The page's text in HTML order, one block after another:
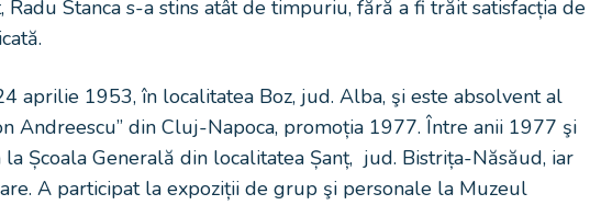
Stanca s-a stins atât de timpuriu, fără a fi trăit satisfacția de
aprilie 1953, în localitatea Boz, jud. Alba, şi este absolvent al
Andreescu” din Cluj-Napoca, promoția 1977. Între anii 1977 şi
Școala Generală din localitatea Șanț, jud. Bistrița-Năsăud, iar
A participat la expoziții de grup şi personale la Muzeul